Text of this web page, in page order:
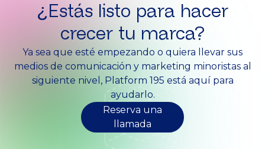
¿Estás listo para hacer
crecer tu marca?
Ya sea que esté empezando o quiera llevar sus
medios de comunicación y marketing minoristas al
siguiente nivel, Platform 195 está aquí para
ayudarlo.
Reserva una
llamada